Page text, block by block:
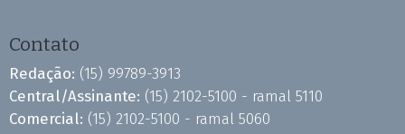
Contato
Redação: (15) 99789-3913
Central/Assinante: (15) 2102-5100 - ramal 5110
Comercial: (15) 2102-5100 - ramal 5060